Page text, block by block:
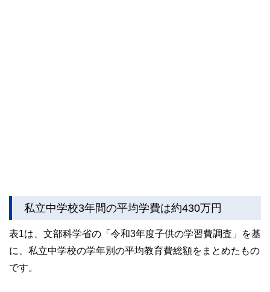
私立中学校3年間の平均学費は約430万円
表1は、文部科学省の「令和3年度子供の学習費調査」を基
に、私立中学校の学年別の平均教育費総額をまとめたもの
です。